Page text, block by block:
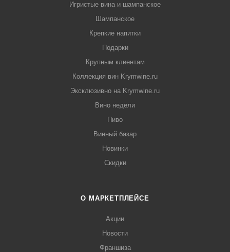
Игристые вина и шампанское
Шампанское
Крепкие напитки
Подарки
Крупным клиентам
Коллекция вин Krymwine.ru
Эксклюзивно на Krymwine.ru
Вино недели
Пиво
Винный базар
Новинки
Скидки
О МАРКЕТПЛЕЙСЕ
Акции
Новости
Франшиза